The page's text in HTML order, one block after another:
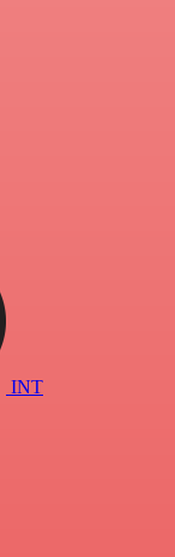
INT